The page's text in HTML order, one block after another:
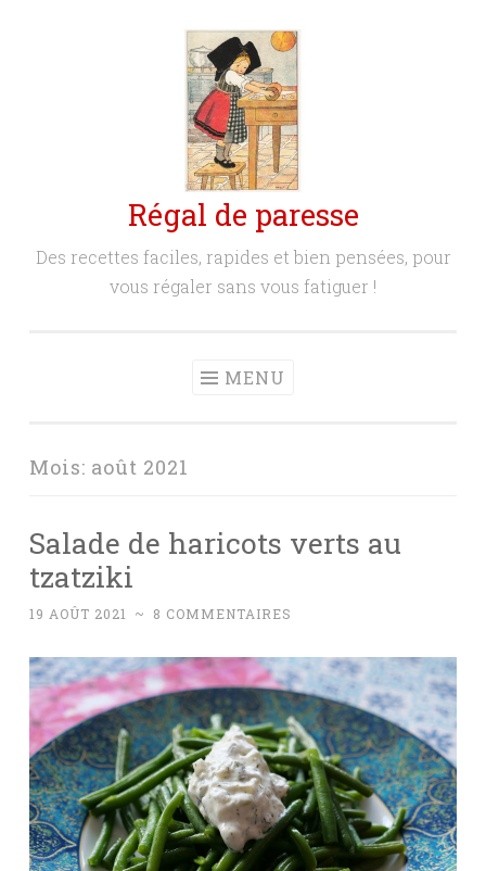
Régal de paresse
Des recettes faciles, rapides et bien pensées, pour
vous régaler sans vous fatiguer !
MENU
Mois: août 2021
Salade de haricots verts au
tzatziki
19 AOÛT 2021 ~ 8 COMMENTAIRES